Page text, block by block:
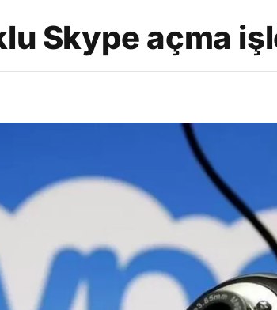
Skype açma